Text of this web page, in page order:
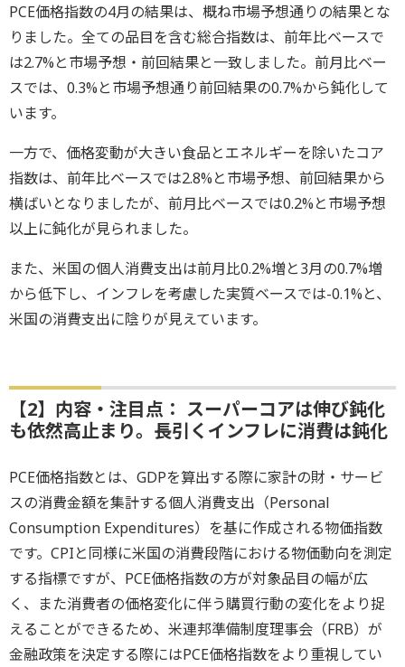
PCE価格指数の4月の結果は、概ね市場予想通りの結果とな
りました。全ての品目を含む総合指数は、前年比ベースで
は2.7%と市場予想・前回結果と一致しました。前月比ベー
スでは、0.3%と市場予想通り前回結果の0.7%から鈍化して
います。
一方で、価格変動が大きい食品とエネルギーを除いたコア
指数は、前年比ベースでは2.8%と市場予想、前回結果から
横ばいとなりましたが、前月比ベースでは0.2%と市場予想
以上に鈍化が見られました。
また、米国の個人消費支出は前月比0.2%増と3月の0.7%増
から低下し、インフレを考慮した実質ベースでは-0.1%と、
米国の消費支出に陰りが見えています。
【2】内容・注目点： スーパーコアは伸び鈍化
も依然高止まり。長引くインフレに消費は鈍化
PCE価格指数とは、GDPを算出する際に家計の財・サービ
スの消費金額を集計する個人消費支出（Personal
Consumption Expenditures）を基に作成される物価指数
です。CPIと同様に米国の消費段階における物価動向を測定
する指標ですが、PCE価格指数の方が対象品目の幅が広
く、また消費者の価格変化に伴う購買行動の変化をより捉
えることができるため、米連邦準備制度理事会（FRB）が
金融政策を決定する際にはPCE価格指数をより重視してい